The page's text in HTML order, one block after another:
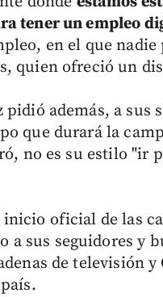
tener un empleo
en el que
quien ofreció un
pidió además, a sus
que durará la
no es su estilo "ir
oficial de las
a sus seguidores y
de televisión